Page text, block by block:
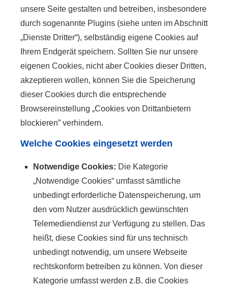
unsere Seite gestalten und betreiben, insbesondere
durch sogenannte Plugins (siehe unten im Abschnitt
„Dienste Dritter“), selbständig eigene Cookies auf
Ihrem Endgerät speichern. Sollten Sie nur unsere
eigenen Cookies, nicht aber Cookies dieser Dritten,
akzeptieren wollen, können Sie die Speicherung
dieser Cookies durch die entsprechende
Browsereinstellung „Cookies von Drittanbietern
blockieren” verhindern.
Welche Cookies eingesetzt werden
Notwendige Cookies: Die Kategorie
„Notwendige Cookies“ umfasst sämtliche
unbedingt erforderliche Datenspeicherung, um
den vom Nutzer ausdrücklich gewünschten
Telemediendienst zur Verfügung zu stellen. Das
heißt, diese Cookies sind für uns technisch
unbedingt notwendig, um unsere Webseite
rechtskonform betreiben zu können. Von dieser
Kategorie umfasst werden z.B. die Cookies